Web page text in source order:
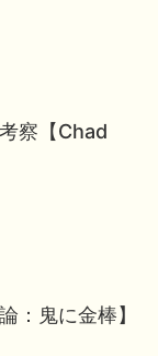
察【Chad
：鬼に金棒】